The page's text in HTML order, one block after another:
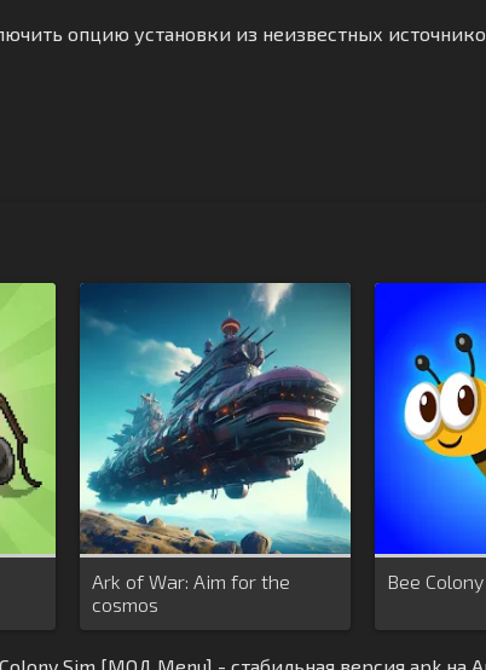
опцию установки из неизвестных
Ark of War: Aim for the
cosmos
Bee Colony